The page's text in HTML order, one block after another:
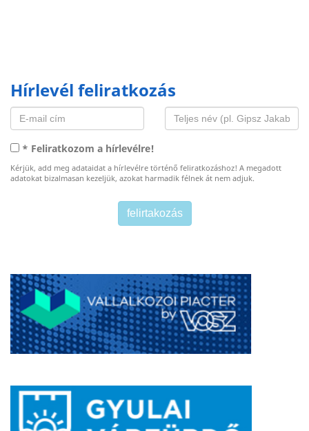
Hírlevél feliratkozás
* Feliratkozom a hírlevélre!
Kérjük, add meg adataidat a hírlevélre történő feliratkozáshoz! A megadott
adatokat bizalmasan kezeljük, azokat harmadik félnek át nem adjuk.